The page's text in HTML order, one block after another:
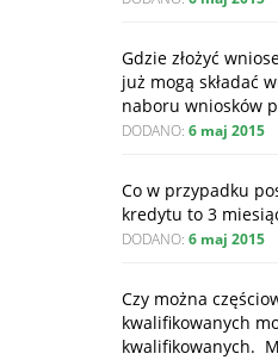
Gdzie złożyć
już mogą składać
naboru wniosków
DODANO: 6 maj 2015
Co w przypadku
kredytu to 3
DODANO: 6 maj 2015
Czy można
kwalifikowanych
kwalifikowanych.